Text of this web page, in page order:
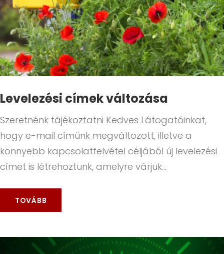
Levelezési címek változása
Szeretnénk tájékoztatni Kedves Látogatóinkat,
hogy e-mail címünk megváltozott, illetve a
könnyebb kapcsolatfelvétel céljából új levelezési
címet is létrehoztunk, amelyre várjuk…
TOVÁBB